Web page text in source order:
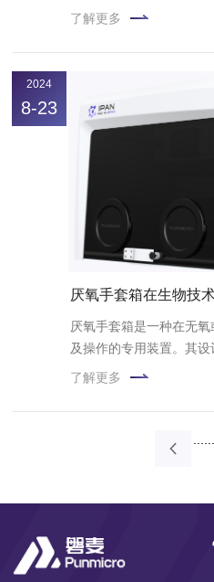
养领域，扮演了至关重要
适应性。
了解更多
2024
8-23
厌氧手套箱在生物技
厌氧手套箱是一种在无
及操作的专用装置。其设
氧状态以及恒定的温度培
了解更多